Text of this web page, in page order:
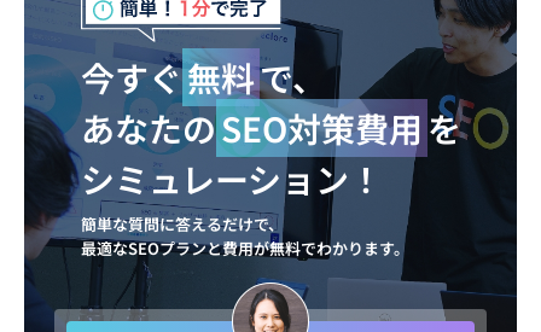
今すぐ無料で、
あなたのSEO対策費用 を
シミュレーション！
簡単な質問に答えるだけで、
最適なSEOプランと費用が無料でわかります。